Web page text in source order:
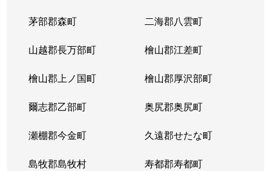
茅部郡森町 二海郡八雲町
山越郡長万部町 檜山郡江差町
檜山郡上ノ国町 檜山郡厚沢部町
爾志郡乙部町 奥尻郡奥尻町
瀬棚郡今金町 久遠郡せたな町
島牧郡島牧村 寿都郡寿都町